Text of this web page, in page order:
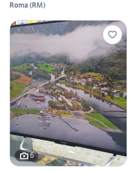
Roma (RM)
6